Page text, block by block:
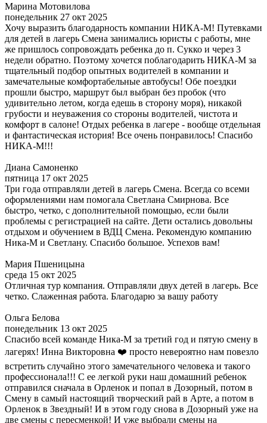
Марина Мотовилова
понедельник 27 окт 2025
Хочу выразить благодарность компании НИКА-М! Путевками
для детей в лагерь Смена занимались юристы с работы, мне
же пришлось сопровождать ребенка до п. Сукко и через 3
недели обратно. Поэтому хочется поблагодарить НИКА-М за
тщательный подбор опытных водителей в компании и
замечательные комфортабельные автобусы! Обе поездки
прошли быстро, маршрут был выбран без пробок (что
удивительно летом, когда едешь в сторону моря), никакой
грубости и неуважения со стороны водителей, чистота и
комфорт в салоне! Отдых ребенка в лагере - вообще отдельная
и фантастическая история! Все очень понравилось! Спасибо
НИКА-М!!!
Диана Самоненко
пятница 17 окт 2025
Три года отправляли детей в лагерь Смена. Всегда со всеми
оформлениями нам помогала Светлана Смирнова. Все
быстро, четко, с дополнительной помощью, если были
проблемы с регистрацией на сайте. Дети остались довольны
отдыхом и обучением в ВДЦ Смена. Рекомендую компанию
Ника-М и Светлану. Спасибо большое. Успехов вам!
Мария Пшеницына
среда 15 окт 2025
Отличная тур компания. Отправляли двух детей в лагерь. Все
четко. Слаженная работа. Благодарю за вашу работу
Ольга Белова
понедельник 13 окт 2025
Спасибо всей команде Ника-М за третий год и пятую смену в
лагерях! Инна Викторовна ❤️ просто невероятно нам повезло
встретить случайно этого замечательного человека и такого
профессионала!!! С ее легкой руки наш домашний ребенок
отправился сначала в Орленок и попал в Дозорный, потом в
Смену в самый настоящий творческий рай в Арте, а потом в
Орленок в Звездный! И в этом году снова в Дозорный уже на
две смены с пересменкой! И уже выбрали смены на